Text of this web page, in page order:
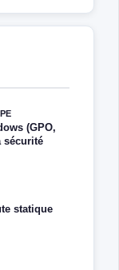
(GPO,
sécurité
statique